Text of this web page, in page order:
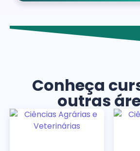
Conheça
outras